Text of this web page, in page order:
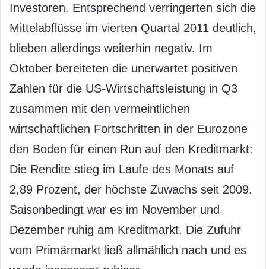
Investoren. Entsprechend verringerten sich die
Mittelabflüsse im vierten Quartal 2011 deutlich,
blieben allerdings weiterhin negativ. Im
Oktober bereiteten die unerwartet positiven
Zahlen für die US-Wirtschaftsleistung in Q3
zusammen mit den vermeintlichen
wirtschaftlichen Fortschritten in der Eurozone
den Boden für einen Run auf den Kreditmarkt:
Die Rendite stieg im Laufe des Monats auf
2,89 Prozent, der höchste Zuwachs seit 2009.
Saisonbedingt war es im November und
Dezember ruhig am Kreditmarkt. Die Zufuhr
vom Primärmarkt ließ allmählich nach und es